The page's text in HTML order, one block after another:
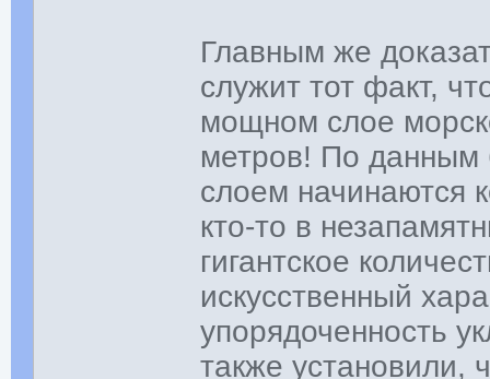
Главным же
служит тот факт,
мощном слое
метров! По данным
слоем начинаются
кто-то в
гигантское
искусственный
упорядоченность
также установили,